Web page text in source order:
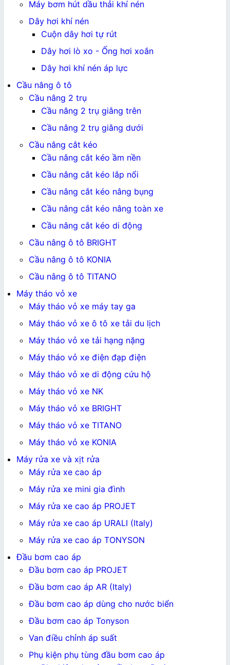
Máy bơm hút dầu thải khí nén
Dây hơi khí nén
Cuộn dây hơi tự rút
Dây hơi lò xo - Ống hơi xoắn
Dây hơi khí nén áp lực
Cầu nâng ô tô
Cầu nâng 2 trụ
Cầu nâng 2 trụ giằng trên
Cầu nâng 2 trụ giằng dưới
Cầu nâng cắt kéo
Cầu nâng cắt kéo ầm nền
Cầu nâng cắt kéo lắp nổi
Cầu nâng cắt kéo nâng bụng
Cầu nâng cắt kéo nâng toàn xe
Cầu nâng cắt kéo di động
Cầu nâng ô tô BRIGHT
Cầu nâng ô tô KONIA
Cầu nâng ô tô TITANO
Máy tháo vỏ xe
Máy tháo vỏ xe máy tay ga
Máy tháo vỏ xe ô tô xe tải du lịch
Máy tháo vỏ xe tải hạng nặng
Máy tháo vỏ xe điện đạp điện
Máy tháo vỏ xe di động cứu hộ
Máy tháo vỏ xe NK
Máy tháo vỏ xe BRIGHT
Máy tháo vỏ xe TITANO
Máy tháo vỏ xe KONIA
Máy rửa xe và xịt rửa
Máy rửa xe cao áp
Máy rửa xe mini gia đình
Máy rửa xe cao áp PROJET
Máy rửa xe cao áp URALI (Italy)
Máy rửa xe cao áp TONYSON
Đầu bơm cao áp
Đầu bơm cao áp PROJET
Đầu bơm cao áp AR (Italy)
Đầu bơm cao áp dùng cho nước biển
Đầu bơm cao áp Tonyson
Van điều chỉnh áp suất
Phụ kiện phụ tùng đầu bơm cao áp